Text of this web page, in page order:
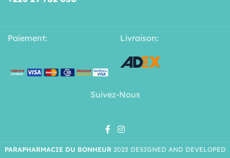
Paiement: Livraison:
Suivez-Nous
PARAPHARMACIE DU BONHEUR 2023 DESIGNED AND DEVELOPED